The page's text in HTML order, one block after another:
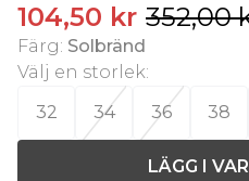
104,50 kr 352,00
Färg: Solbränd
Välj en storlek:
32
34 36 38
LÄGG I